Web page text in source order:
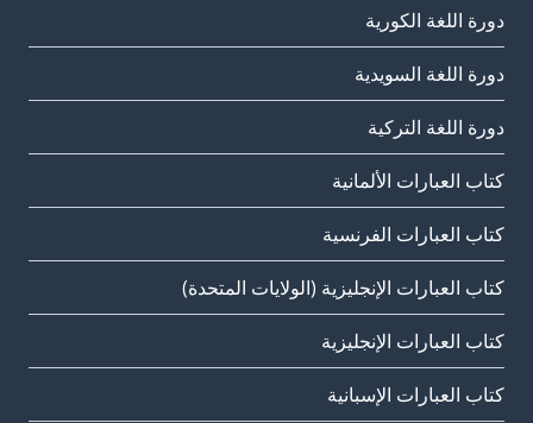
دورة اللغة الكورية
دورة اللغة السويدية
دورة اللغة التركية
كتاب العبارات الألمانية
كتاب العبارات الفرنسية
كتاب العبارات الإنجليزية (الولايات المتحدة)
كتاب العبارات الإنجليزية
كتاب العبارات الإسبانية